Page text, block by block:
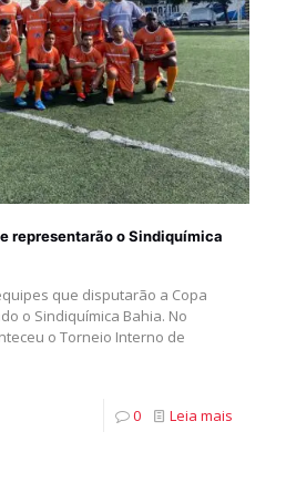
representarão o Sindiquímica
que disputarão a Copa
o Sindiquímica Bahia. No
o Torneio Interno de
0 Leia mais